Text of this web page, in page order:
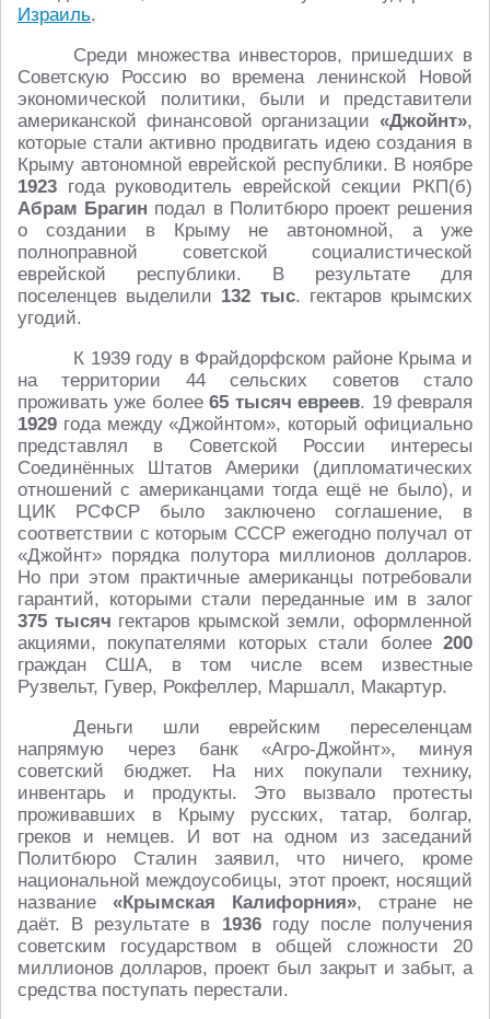
Израиль.
Среди множества инвесторов, пришедших в
Советскую Россию во времена ленинской Новой
экономической политики, были и представители
американской финансовой организации «Джойнт»,
которые стали активно продвигать идею создания в
Крыму автономной еврейской республики. В ноябре
1923 года руководитель еврейской секции РКП(б)
Абрам Брагин подал в Политбюро проект решения
о создании в Крыму не автономной, а уже
полноправной советской социалистической
еврейской республики. В результате для
поселенцев выделили 132 тыс. гектаров крымских
угодий.
К 1939 году в Фрайдорфском районе Крыма и
на территории 44 сельских советов стало
проживать уже более65 тысяч евреев. 19 февраля
1929 года между «Джойнтом», который официально
представлял в Советской России интересы
Соединённых Штатов Америки (дипломатических
отношений с американцами тогда ещё не было), и
ЦИК РСФСР было заключено соглашение, в
соответствии с которым СССР ежегодно получал от
«Джойнт» порядка полутора миллионов долларов.
Но при этом практичные американцы потребовали
гарантий, которыми стали переданные им в залог
375 тысяч гектаров крымской земли, оформленной
акциями, покупателями которых стали более 200
граждан США, в том числе всем известные
Рузвельт, Гувер, Рокфеллер, Маршалл, Макартур.
Деньги шли еврейским переселенцам
напрямую через банк «Агро-Джойнт», минуя
советский бюджет. На них покупали технику,
инвентарь и продукты. Это вызвало протесты
проживавших в Крыму русских, татар, болгар,
греков и немцев. И вот на одном из заседаний
Политбюро Сталин заявил, что ничего, кроме
национальной междоусобицы, этот проект, носящий
название «Крымская Калифорния», стране не
даёт. В результате в 1936году после получения
советским государством в общей сложности 20
миллионов долларов, проект был закрыт и забыт, а
средства поступать перестали.